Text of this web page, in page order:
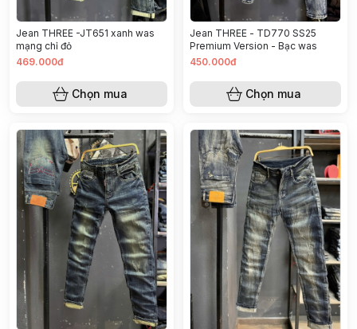
Jean THREE -JT651 xanh was
mạng chỉ đỏ
469.000đ
Chọn mua
Jean THREE - TD770 SS25
Premium Version - Bạc was
450.000đ
Chọn mua